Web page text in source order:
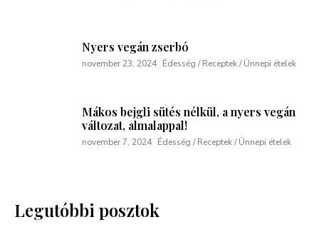
Nyers vegán zserbó
november 23, 2024 Édesség / Receptek / Ünnepi ételek
Mákos bejgli sütés nélkül, a nyers vegán
változat, almalappal!
november 7, 2024 Édesség / Receptek / Ünnepi ételek
Legutóbbi posztok